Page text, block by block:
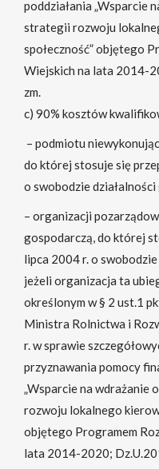
poddziałania „Wsparcie
strategii rozwoju
społeczność” objętego
Wiejskich na lata 2014-
zm.
c) 90% kosztów
– podmiotu
do której stosuje się
o swobodzie
– organizacji
gospodarczą, do której
lipca 2004 r. o
jeżeli organizacja ta
określonym w § 2 ust.1
Ministra Rolnictwa i
r. w sprawie
przyznawania pomocy
„Wsparcie na wdrażanie
rozwoju lokalnego
objętego Programem
lata 2014-2020;